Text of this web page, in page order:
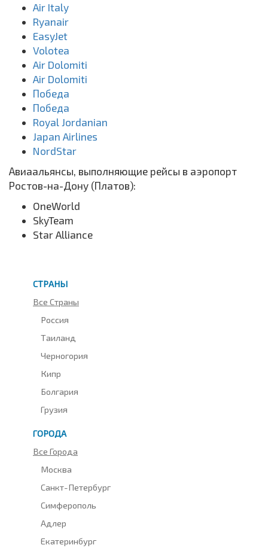
Air Italy
Ryanair
EasyJet
Volotea
Air Dolomiti
Air Dolomiti
Победа
Победа
Royal Jordanian
Japan Airlines
NordStar
Авиаальянсы, выполняющие рейсы в аэропорт
Ростов-на-Дону (Платов):
OneWorld
SkyTeam
Star Alliance
СТРАНЫ
Все Страны
Россия
Таиланд
Черногория
Кипр
Болгария
Грузия
ГОРОДА
Все Города
Москва
Санкт-Петербург
Симферополь
Адлер
Екатеринбург